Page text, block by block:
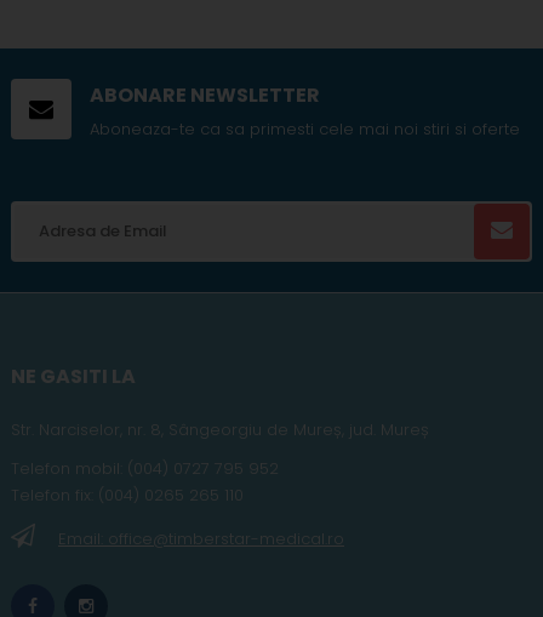
ABONARE NEWSLETTER
Aboneaza-te ca sa primesti cele mai noi stiri si oferte
NE GASITI LA
Str. Narciselor, nr. 8, Sângeorgiu de Mureș jud . Mureș
Telefon mobil (004) 0727 795 952
Telefon fix: (004) 0265 265 110
Email: office@timberstar-medical.ro